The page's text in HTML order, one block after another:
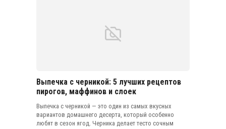
Выпечка с черникой: 5 лучших рецептов
пирогов, маффинов и слоек
Выпечка с черникой — это один из самых вкусных
вариантов домашнего десерта, который особенно
любят в сезон ягод. Черника делает тесто сочным